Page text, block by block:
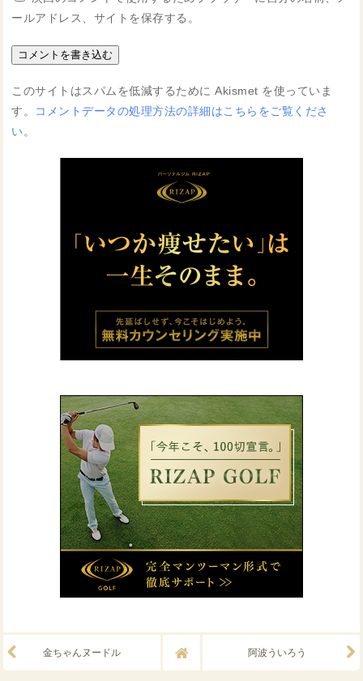
ールアドレス、サイトを保存する。
このサイトはスパムを低減するために Akismet を使っていま
す。 コメントデータの処理方法の詳細はこちらをご覧くださ
い。
阿波ういろう
金ちゃんヌードル